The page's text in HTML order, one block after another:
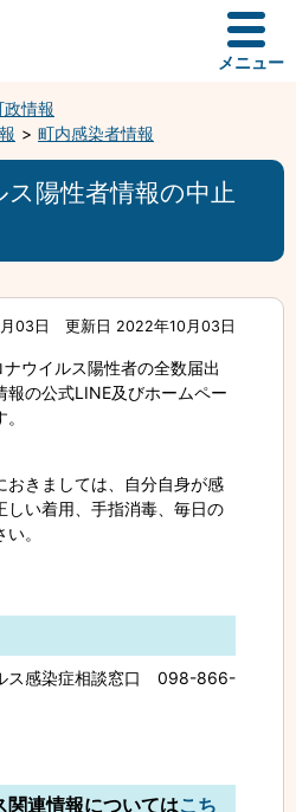
メニュー
政情報
町内感染者情報
陽性者情報の中止
03日 更新日 2022年10月03日
ウイルス陽性者の全数届出
報の公式LINE及びホームペー
おきましては、自分自身が感
しい着用、手指消毒、毎日の
。
ス感染症相談窓口 098-866-
関連情報についてはこち